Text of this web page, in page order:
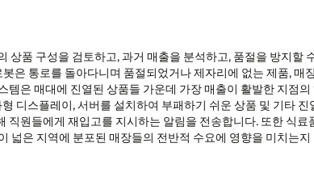
상품 구성을 검토하고, 과거 매출을 분석하고, 품절을 방지할
봇은 통로를 돌아다니며 품절되었거나 제자리에 없는 제품,
템은 매대에 진열된 상품들 가운데 가장 매출이 활발한 지점
디스플레이, 서버를 설치하여 부패하기 쉬운 상품 및 기타
직원들에게 재입고를 지시하는 알림을 전송합니다. 또한 식
넓은 지역에 분포된 매장들의 전반적 수요에 영향을 미치는